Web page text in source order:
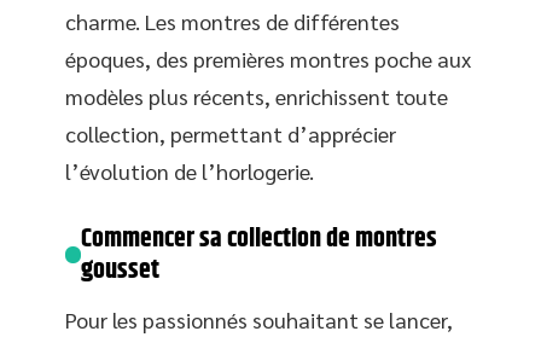
charme. Les montres de différentes
époques, des premières montres poche aux
modèles plus récents, enrichissent toute
collection, permettant d’apprécier
l’évolution de l’horlogerie.
Commencer sa collection de montres
gousset
Pour les passionnés souhaitant se lancer,